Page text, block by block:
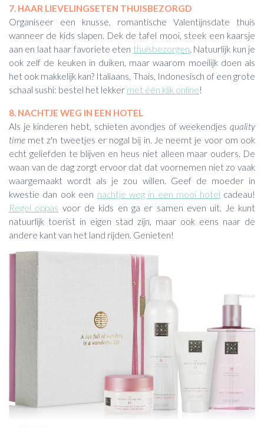
7. HAAR LIEVELINGSETEN THUISBEZORGD
Organiseer een knusse, romantische Valentijnsdate thuis
wanneer de kids slapen. Dek de tafel mooi, steek een kaarsje
aan en laat haar favoriete eten thuisbezorgen. Natuurlijk kun je
ook zelf de keuken in duiken, maar waarom moeilijk doen als
het ook makkelijk kan? Italiaans, Thais, Indonesisch of een grote
schaal sushi: bestel het lekker met één klik online!
8. NACHTJE WEG IN EEN HOTEL
Als je kinderen hebt, schieten avondjes of weekendjes quality
time met z'n tweetjes er nogal bij in. Je neemt je voor om ook
echt geliefden te blijven en heus niet alleen maar ouders. De
waan van de dag zorgt ervoor dat dat voornemen niet zo vaak
waargemaakt wordt als je zou willen. Geef de moeder in
kwestie dan ook een nachtje weg in een mooi hotel cadeau!
Regel oppas voor de kids en ga er samen even uit. Je kunt
natuurlijk toerist in eigen stad zijn, maar ook eens naar de
andere kant van het land rijden. Genieten!